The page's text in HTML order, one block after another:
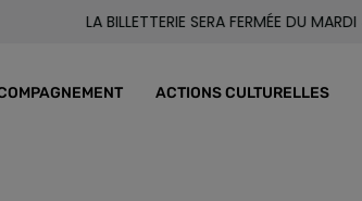
LA BILLETTERIE SERA FERMÉE DU MARDI 4
ACTIONS CULTURELLES